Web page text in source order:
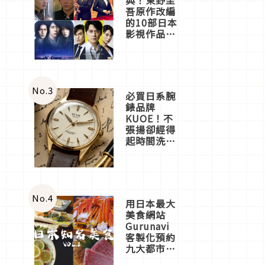
吾原作改編
的10部日本
影視作品推
No.3 必買日系腕
錶品牌
KUOE！不
張揚卻經得
起時間洗鍊
No.4 用日本最大
美食網站
Gurunavi
客製化預約
九大都市餐